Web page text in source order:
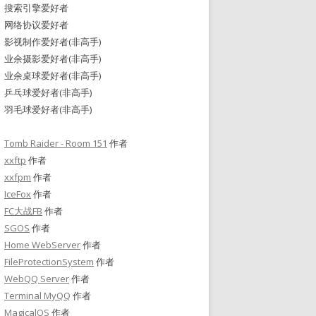
搜索引擎爱好者
网络协议爱好者
影视制作爱好者(非高手)
业余摄影爱好者(非高手)
业余桌球爱好者(非高手)
乒乓球爱好者(非高手)
羽毛球爱好者(非高手)
Tomb Raider - Room 151 作者
xxftp 作者
xxfpm 作者
IceFox作者
FC大战FB 作者
SGOS 作者
Home WebServer作者
FileProtectionSystem 作者
WebQQ Server作者
Terminal MyQQ 作者
MagicalOS 作者